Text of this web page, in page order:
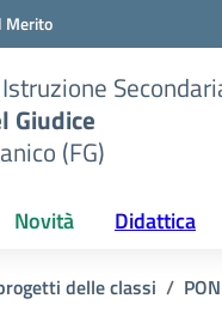
Merito
Giudice
(FG)
Novità Didattica
delle classi PON